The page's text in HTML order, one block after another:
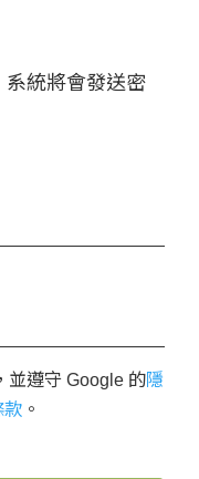
統將會發送密
並遵守 Google 的隱
款 。